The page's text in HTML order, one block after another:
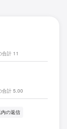
合計 11
合計 5.00
の返信